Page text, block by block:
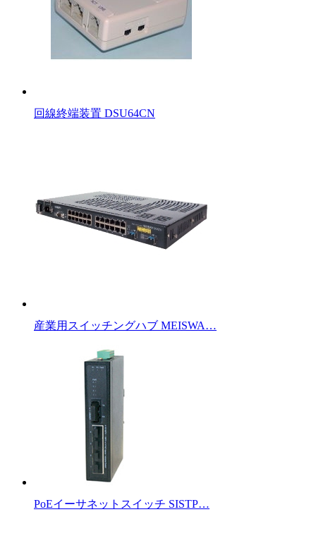
回線終端装置 DSU64CN
産業用スイッチングハブ MEISWA…
PoEイーサネットスイッチ SISTP…